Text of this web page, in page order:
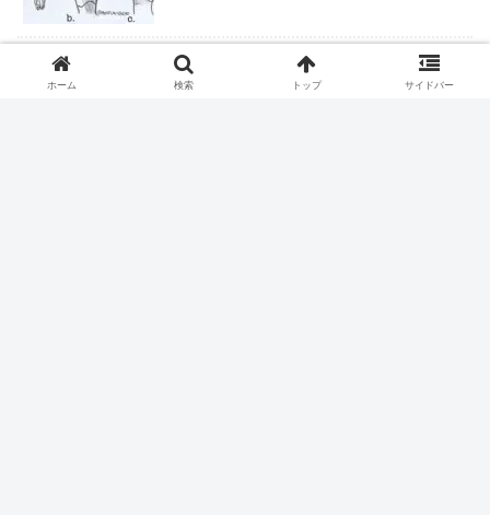
ロキソニンテープは腰痛症に適応なし
ホーム 検索 トップ サイドバー